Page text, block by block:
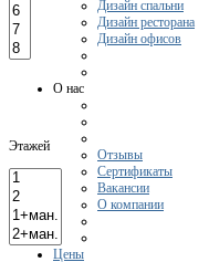
Дизайн спальни
Дизайн ресторана
Дизайн офисов
О нас
Отзывы
Сертификаты
Вакансии
О компании
Цены
Этажей